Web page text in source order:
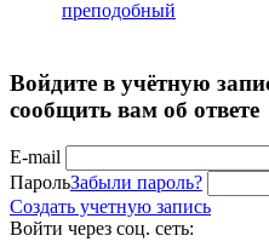
Войдите в учётную
сообщить вам об ответе
E-mail
ПарольЗабыли пароль?
Создать учетную запись
Войти через соц. сеть: